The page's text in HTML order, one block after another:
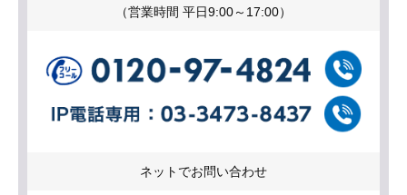
（営業時間 平日9:00～17:00）
ネットでお問い合わせ